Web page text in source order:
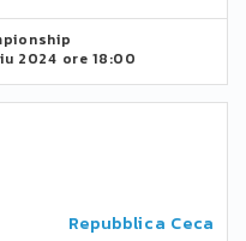
2024 ore 18:00
Repubblica Ceca